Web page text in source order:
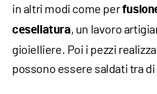
in altri modi come per
cesellatura, un lavoro
gioielliere. Poi i pezzi
possono essere saldati tra di